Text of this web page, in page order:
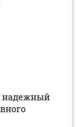
надежный